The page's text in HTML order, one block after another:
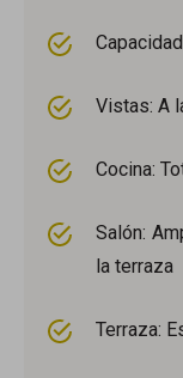
Vistas: A
Cocina:
Salón:
la terraza
Terraza: